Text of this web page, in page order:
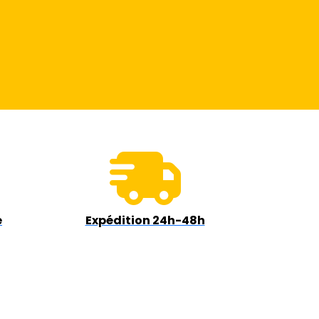
Expédition 24h-48h